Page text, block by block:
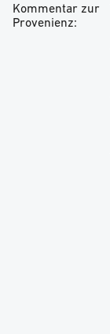
Kommentar zur
Provenienz: